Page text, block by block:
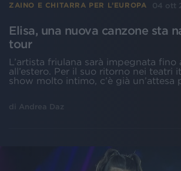
ZAINO E CHITARRA PER L’EUROPA 04 ott
Elisa, una nuova canzone sta
tour
L’artista friulana sarà impegnata
all’estero. Per il suo ritorno nei teatri
show molto intimo, c’è già un’attesa
di Andrea Daz